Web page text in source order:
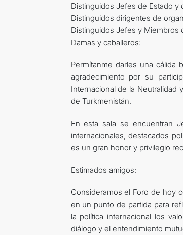
Distinguidos Jefes de Estado y
Distinguidos dirigentes de
Distinguidos Jefes y Miembros
Damas y caballeros:
Permítanme darles una
agradecimiento por su
Internacional de la Neutralidad
de Turkmenistán.
En esta sala se encuentran
internacionales, destacados
es un gran honor y privilegio
Estimados amigos:
Consideramos el Foro de hoy
en un punto de partida para
la política internacional los
diálogo y el entendimiento